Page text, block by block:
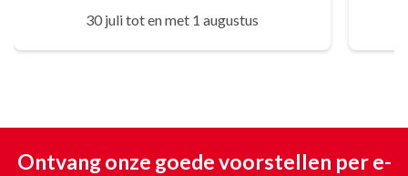
30 juli tot en met 1 augustus
Ontvang onze goede voorstellen per e-